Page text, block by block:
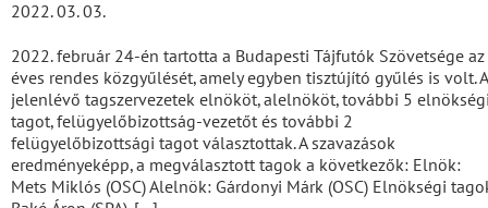
2022. 03. 03.
2022. február 24-én tartotta a Budapesti Tájfutók Szövetsége az
éves rendes közgyűlését, amely egyben tisztújító gyűlés is volt. A
jelenlévő tagszervezetek elnököt, alelnököt, további 5
tagot, felügyelőbizottság-vezetőt és további 2
felügyelőbizottsági tagot választottak. A szavazások
eredményeképp, a megválasztott tagok a következők: Elnök:
Mets Miklós (OSC) Alelnök: Gárdonyi Márk (OSC) Elnökségi